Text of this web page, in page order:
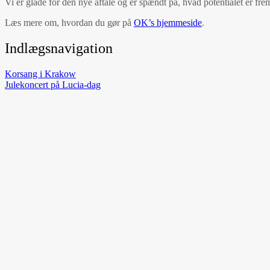
Læs mere om, hvordan du gør på OK’s hjemmeside.
Indlægsnavigation
Korsang i Krakow
Julekoncert på Lucia-dag